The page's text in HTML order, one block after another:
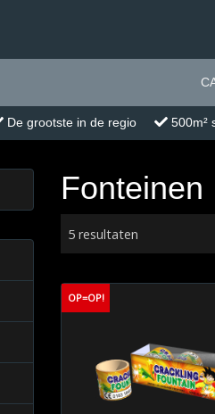
De grootste in de regio 500m²
Fonteinen
5 resultaten
OP=OP!